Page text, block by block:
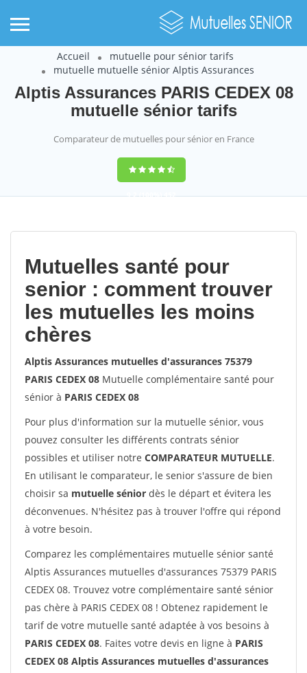
Accueil
mutuelle pour sénior tarifs
mutuelle mutuelle sénior Alptis Assurances
Alptis Assurances PARIS CEDEX 08
mutuelle sénior tarifs
Comparateur de mutuelles pour sénior en France
9,2(100%)452
Mutuelles santé pour
senior : comment trouver
les mutuelles les moins
chères
Alptis Assurances mutuelles d'assurances 75379
PARIS CEDEX 08 Mutuelle complémentaire santé pour
sénior à PARIS CEDEX 08
Pour plus d'information sur la mutuelle sénior, vous
pouvez consulter les différents contrats sénior
possibles et utiliser notre COMPARATEUR MUTUELLE.
En utilisant le comparateur, le senior s'assure de bien
choisir sa mutuelle sénior dès le départ et évitera les
déconvenues. N'hésitez pas à trouver l'offre qui répond
à votre besoin.
Comparez les complémentaires mutuelle sénior santé
Alptis Assurances mutuelles d'assurances 75379 PARIS
CEDEX 08. Trouvez votre complémentaire santé sénior
pas chère à PARIS CEDEX 08 ! Obtenez rapidement le
tarif de votre mutuelle santé adaptée à vos besoins à
PARIS CEDEX 08. Faites votre devis en ligne à PARIS
CEDEX 08 Alptis Assurances mutuelles d'assurances